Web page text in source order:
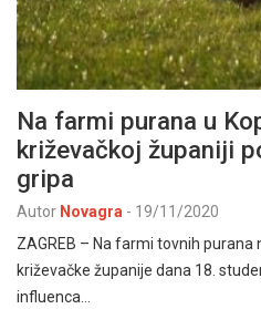
Na farmi purana u
križevačkoj županiji
gripa
Autor Novagra - 19/11/2020
ZAGREB – Na farmi tovnih purana
križevačke županije dana 18.
influenca…